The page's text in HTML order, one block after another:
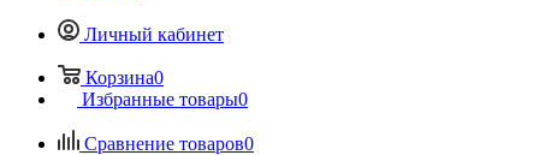
Личный кабинет
Корзина0
Избранные товары0
Сравнение товаров0